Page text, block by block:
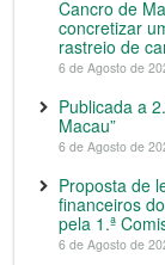
Cancro de
concretizar
rastreio de
6 de Agosto de
Publicada a
Macau”
6 de Agosto de
Proposta de
financeiros
pela 1.ª
6 de Agosto de